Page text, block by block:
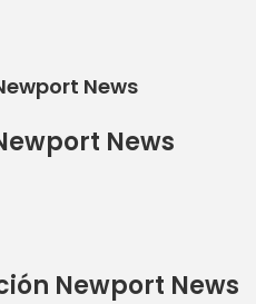
News
News
Newport News